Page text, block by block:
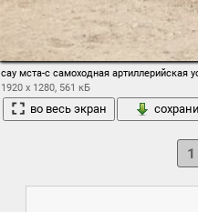
сау мста-с самоходная артиллерийская
1920 x 1280, 561 кБ
во весь экран
1